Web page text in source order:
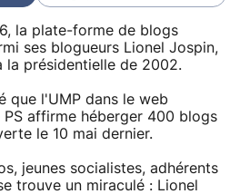
la plate-forme de blogs
ses blogueurs Lionel Jospin,
la présidentielle de 2002.
que l'UMP dans le web
affirme héberger 400 blogs
le 10 mai dernier.
jeunes socialistes, adhérents
trouve un miraculé : Lionel